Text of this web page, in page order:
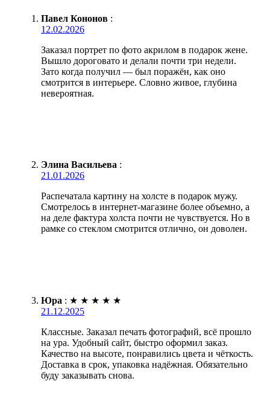
Павел Кононов :
12.02.2026
Заказал портрет по фото акрилом в подарок жене.
Вышло дороговато и делали почти три недели.
Зато когда получил — был поражён, как оно
смотрится в интерьере. Словно живое, глубина
невероятная.
Элина Васильева :
21.01.2026
Распечатала картину на холсте в подарок мужу.
Смотрелось в интернет-магазине более объемно, а
на деле фактура холста почти не чувствуется. Но в
рамке со стеклом смотрится отлично, он доволен.
Юра : ★ ★ ★ ★ ★
21.12.2025
Классные. Заказал печать фотографий, всё прошло
на ура. Удобный сайт, быстро оформил заказ.
Качество на высоте, понравились цвета и чёткость.
Доставка в срок, упаковка надёжная. Обязательно
буду заказывать снова.